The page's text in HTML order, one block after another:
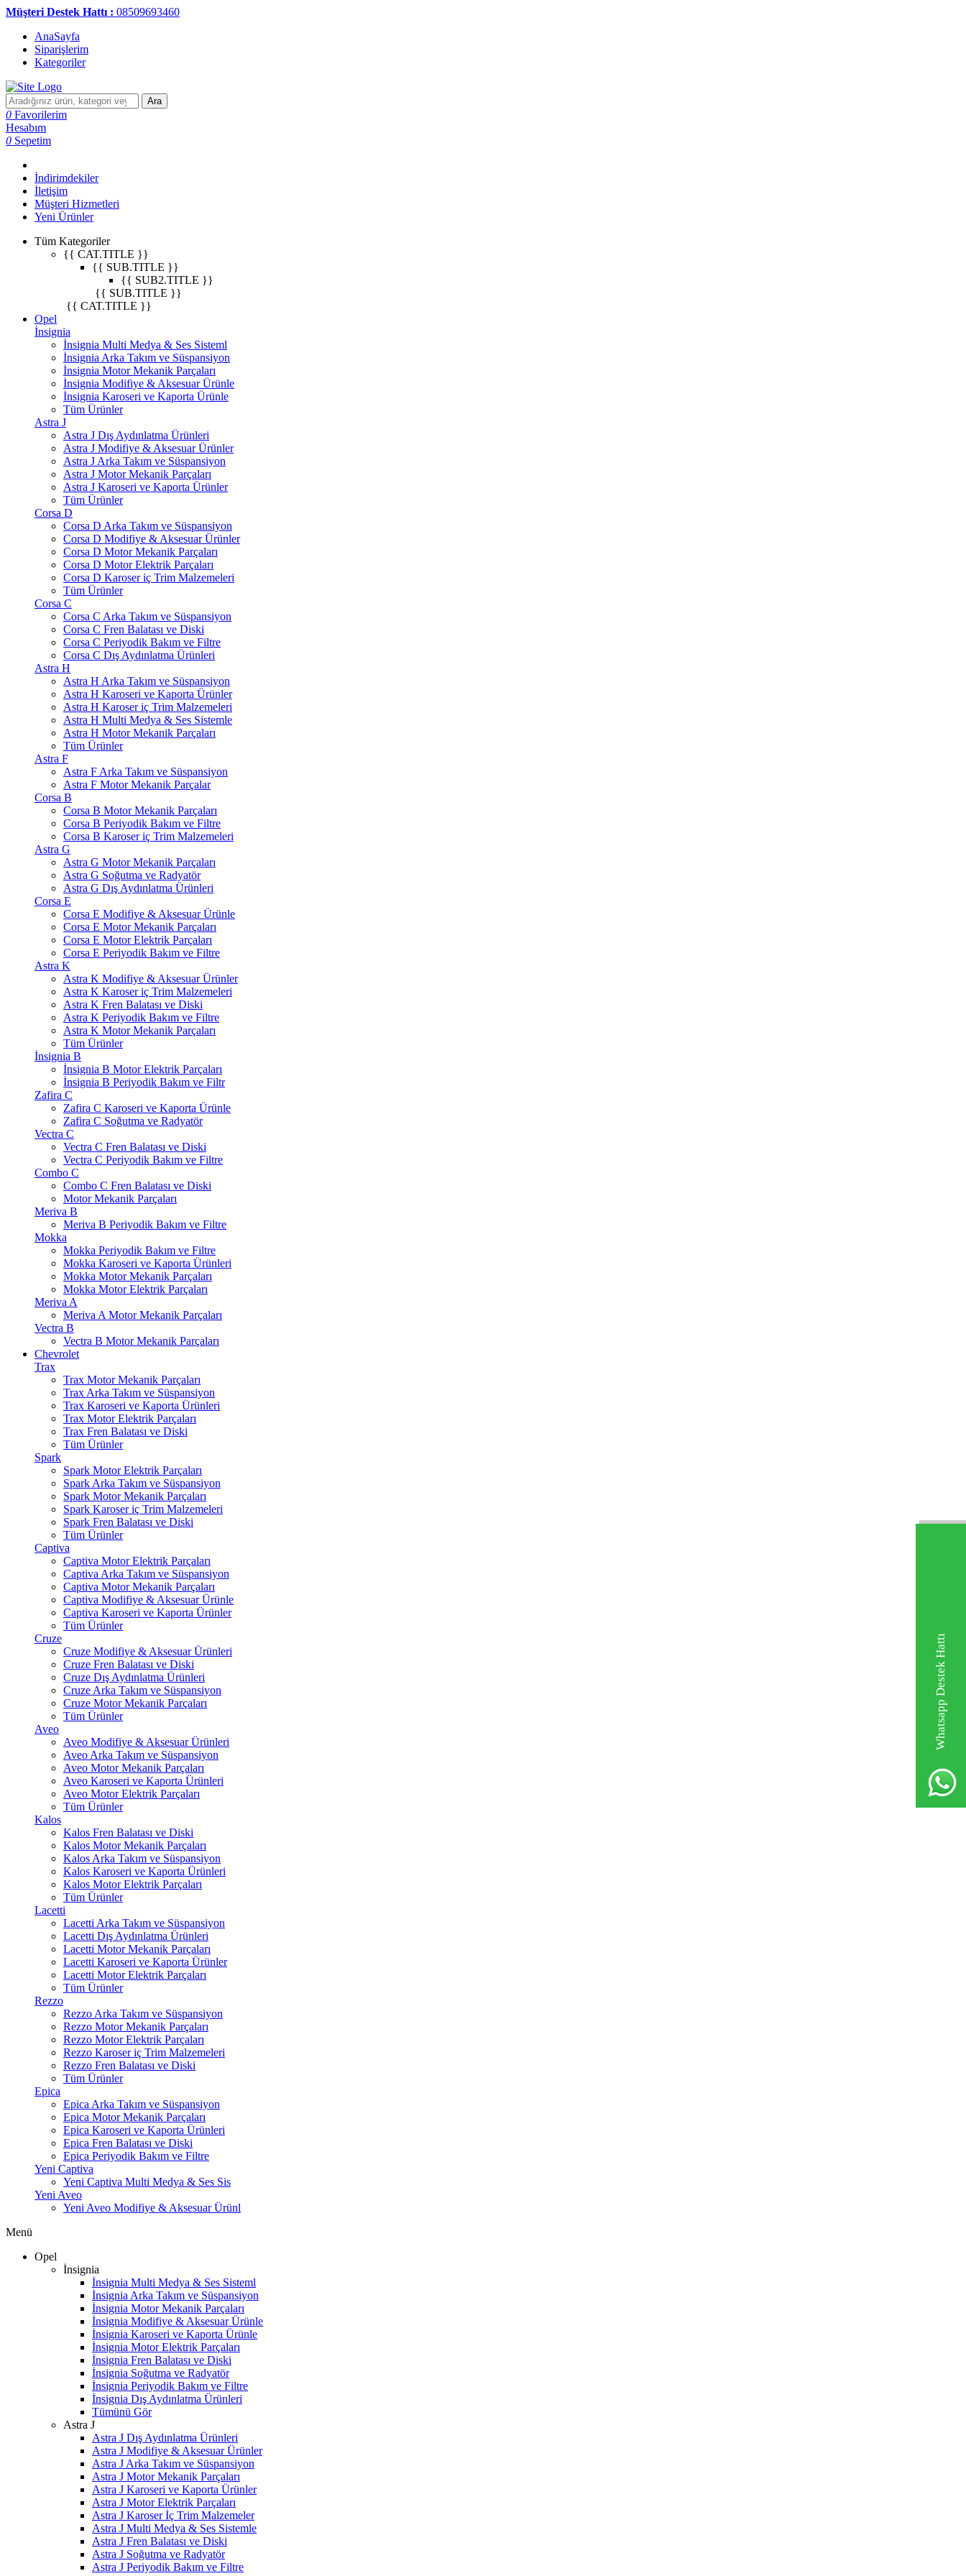
Whatsapp Destek Hattı
Müşteri Destek Hattı : 08509693460
AnaSayfa
Siparişlerim
Kategoriler
Ara
0 Favorilerim
Hesabım
0 Sepetim
İndirimdekiler
İletişim
Müşteri Hizmetleri
Yeni Ürünler
Tüm Kategoriler
{{ CAT.TITLE }}
{{ SUB.TITLE }}
{{ SUB2.TITLE }}
{{ SUB.TITLE }}
{{ CAT.TITLE }}
Opel
İnsignia
İnsignia Multi Medya & Ses Sisteml
İnsignia Arka Takım ve Süspansiyon
İnsignia Motor Mekanik Parçaları
İnsignia Modifiye & Aksesuar Ürünle
İnsignia Karoseri ve Kaporta Ürünle
Tüm Ürünler
Astra J
Astra J Dış Aydınlatma Ürünleri
Astra J Modifiye & Aksesuar Ürünler
Astra J Arka Takım ve Süspansiyon
Astra J Motor Mekanik Parçaları
Astra J Karoseri ve Kaporta Ürünler
Tüm Ürünler
Corsa D
Corsa D Arka Takım ve Süspansiyon
Corsa D Modifiye & Aksesuar Ürünler
Corsa D Motor Mekanik Parçaları
Corsa D Motor Elektrik Parçaları
Corsa D Karoser iç Trim Malzemeleri
Tüm Ürünler
Corsa C
Corsa C Arka Takım ve Süspansiyon
Corsa C Fren Balatası ve Diski
Corsa C Periyodik Bakım ve Filtre
Corsa C Dış Aydınlatma Ürünleri
Astra H
Astra H Arka Takım ve Süspansiyon
Astra H Karoseri ve Kaporta Ürünler
Astra H Karoser iç Trim Malzemeleri
Astra H Multi Medya & Ses Sistemle
Astra H Motor Mekanik Parçaları
Tüm Ürünler
Astra F
Astra F Arka Takım ve Süspansiyon
Astra F Motor Mekanik Parçalar
Corsa B
Corsa B Motor Mekanik Parçaları
Corsa B Periyodik Bakım ve Filtre
Corsa B Karoser iç Trim Malzemeleri
Astra G
Astra G Motor Mekanik Parçaları
Astra G Soğutma ve Radyatör
Astra G Dış Aydınlatma Ürünleri
Corsa E
Corsa E Modifiye & Aksesuar Ürünle
Corsa E Motor Mekanik Parçaları
Corsa E Motor Elektrik Parçaları
Corsa E Periyodik Bakım ve Filtre
Astra K
Astra K Modifiye & Aksesuar Ürünler
Astra K Karoser iç Trim Malzemeleri
Astra K Fren Balatası ve Diski
Astra K Periyodik Bakım ve Filtre
Astra K Motor Mekanik Parçaları
Tüm Ürünler
İnsignia B
İnsignia B Motor Elektrik Parçaları
İnsignia B Periyodik Bakım ve Filtr
Zafira C
Zafira C Karoseri ve Kaporta Ürünle
Zafira C Soğutma ve Radyatör
Vectra C
Vectra C Fren Balatası ve Diski
Vectra C Periyodik Bakım ve Filtre
Combo C
Combo C Fren Balatası ve Diski
Motor Mekanik Parçaları
Meriva B
Meriva B Periyodik Bakım ve Filtre
Mokka
Mokka Periyodik Bakım ve Filtre
Mokka Karoseri ve Kaporta Ürünleri
Mokka Motor Mekanik Parçaları
Mokka Motor Elektrik Parçaları
Meriva A
Meriva A Motor Mekanik Parçaları
Vectra B
Vectra B Motor Mekanik Parçaları
Chevrolet
Trax
Trax Motor Mekanik Parçaları
Trax Arka Takım ve Süspansiyon
Trax Karoseri ve Kaporta Ürünleri
Trax Motor Elektrik Parçaları
Trax Fren Balatası ve Diski
Tüm Ürünler
Spark
Spark Motor Elektrik Parçaları
Spark Arka Takım ve Süspansiyon
Spark Motor Mekanik Parçaları
Spark Karoser iç Trim Malzemeleri
Spark Fren Balatası ve Diski
Tüm Ürünler
Captiva
Captiva Motor Elektrik Parçaları
Captiva Arka Takım ve Süspansiyon
Captiva Motor Mekanik Parçaları
Captiva Modifiye & Aksesuar Ürünle
Captiva Karoseri ve Kaporta Ürünler
Tüm Ürünler
Cruze
Cruze Modifiye & Aksesuar Ürünleri
Cruze Fren Balatası ve Diski
Cruze Dış Aydınlatma Ürünleri
Cruze Arka Takım ve Süspansiyon
Cruze Motor Mekanik Parçaları
Tüm Ürünler
Aveo
Aveo Modifiye & Aksesuar Ürünleri
Aveo Arka Takım ve Süspansiyon
Aveo Motor Mekanik Parçaları
Aveo Karoseri ve Kaporta Ürünleri
Aveo Motor Elektrik Parçaları
Tüm Ürünler
Kalos
Kalos Fren Balatası ve Diski
Kalos Motor Mekanik Parçaları
Kalos Arka Takım ve Süspansiyon
Kalos Karoseri ve Kaporta Ürünleri
Kalos Motor Elektrik Parçaları
Tüm Ürünler
Lacetti
Lacetti Arka Takım ve Süspansiyon
Lacetti Dış Aydınlatma Ürünleri
Lacetti Motor Mekanik Parçaları
Lacetti Karoseri ve Kaporta Ürünler
Lacetti Motor Elektrik Parçaları
Tüm Ürünler
Rezzo
Rezzo Arka Takım ve Süspansiyon
Rezzo Motor Mekanik Parçaları
Rezzo Motor Elektrik Parçaları
Rezzo Karoser iç Trim Malzemeleri
Rezzo Fren Balatası ve Diski
Tüm Ürünler
Epica
Epica Arka Takım ve Süspansiyon
Epica Motor Mekanik Parçaları
Epica Karoseri ve Kaporta Ürünleri
Epica Fren Balatası ve Diski
Epica Periyodik Bakım ve Filtre
Yeni Captiva
Yeni Captiva Multi Medya & Ses Sis
Yeni Aveo
Yeni Aveo Modifiye & Aksesuar Ürünl
Menü
Opel
İnsignia
İnsignia Multi Medya & Ses Sisteml
İnsignia Arka Takım ve Süspansiyon
İnsignia Motor Mekanik Parçaları
İnsignia Modifiye & Aksesuar Ürünle
İnsignia Karoseri ve Kaporta Ürünle
İnsignia Motor Elektrik Parçaları
İnsignia Fren Balatası ve Diski
İnsignia Soğutma ve Radyatör
İnsignia Periyodik Bakım ve Filtre
İnsignia Dış Aydınlatma Ürünleri
Tümünü Gör
Astra J
Astra J Dış Aydınlatma Ürünleri
Astra J Modifiye & Aksesuar Ürünler
Astra J Arka Takım ve Süspansiyon
Astra J Motor Mekanik Parçaları
Astra J Karoseri ve Kaporta Ürünler
Astra J Motor Elektrik Parçaları
Astra J Karoser İç Trim Malzemeler
Astra J Multi Medya & Ses Sistemle
Astra J Fren Balatası ve Diski
Astra J Soğutma ve Radyatör
Astra J Periyodik Bakım ve Filtre